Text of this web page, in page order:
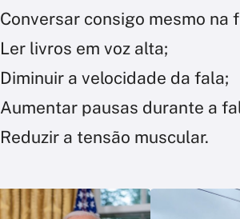
Conversar consigo mesmo na
Ler livros em voz alta;
Diminuir a velocidade da fala;
Aumentar pausas durante a
Reduzir a tensão muscular.